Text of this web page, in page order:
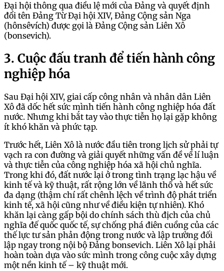
Đại hội thông qua điều lệ mới của Đảng và quyết định
đổi tên Đảng Từ Đại hội XIV, Đảng Cộng sản Nga
(hônsêvích) được gọi là Đảng Cộng sản Liên Xô
(bonsevich).
3. Cuộc đấu tranh để tiến hành công
nghiệp hóa
Sau Đại hội XIV, giai cấp công nhân và nhân dân Liên
Xô đã dốc hết sức mình tiến hành công nghiệp hóa đất
nước. Nhưng khi bắt tay vào thực tiễn họ lại gặp không
ít khó khăn và phức tạp.
Trước hết, Liên Xô là nước đầu tiên trong lịch sử phải tự
vạch ra con đường và giải quyết những vấn đề về lí luận
và thực tiễn của công nghiệp hóa xã hội chủ nghĩa.
Trong khi đó, đất nước lại ở trong tình trạng lạc hậu về
kinh tế và kỹ thuật, rất rộng lớn về lãnh thổ và hết sức
đa dạng (thậm chí rất chênh lệch về trình độ phát triển
kinh tế, xã hội cũng như về điều kiện tự nhiên). Khó
khăn lại càng gấp bội do chính sách thù địch của chủ
nghĩa đế quốc quốc tế, sự chống phá điên cuồng của các
thế lực tư sản phản động trong nước và lập trường đối
lập ngay trong nội bộ Đảng bonsevich. Liên Xô lại phải
hoàn toàn dựa vào sức mình trong công cuộc xây dựng
một nền kinh tế – kỹ thuật mới.